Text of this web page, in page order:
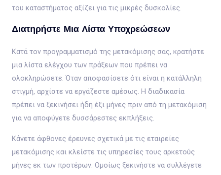
του καταστήματος αξίζει για τις μικρές δυσκολίες.
Διατηρήστε Μια Λίστα Υποχρεώσεων
Κατά τον προγραμματισμό της μετακόμισης σας, κρατήστε
μια λίστα ελέγχου των πράξεων που πρέπει να
ολοκληρώσετε. Όταν αποφασίσετε ότι είναι η κατάλληλη
στιγμή, αρχίστε να εργάζεστε αμέσως. Η διαδικασία
πρέπει να ξεκινήσει ήδη έξι μήνες πριν από τη μετακόμιση
για να αποφύγετε δυσσάρεστες εκπλήξεις.
Κάνετε άφθονες έρευνες σχετικά με τις εταιρείες
μετακόμισης και κλείστε τις υπηρεσίες τους αρκετούς
μήνες εκ των προτέρων. Ομοίως ξεκινήστε να συλλέγετε